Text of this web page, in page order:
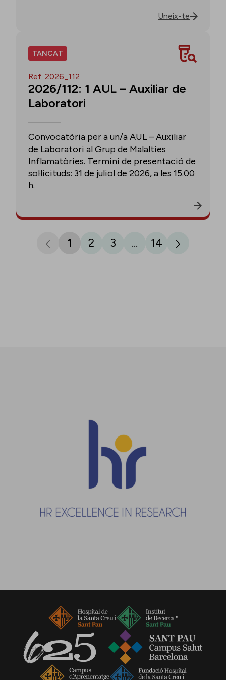
Uneix-te
TANCAT
Ref. 2026_112
2026/112: 1 AUL – Auxiliar de
Laboratori
Convocatòria per a un/a AUL – Auxiliar
de Laboratori al Grup de Malalties
Inflamatòries. Termini de presentació de
sol·licituds: 31 de juliol de 2026, a les 15.00
h.
1 2 3 ... 14